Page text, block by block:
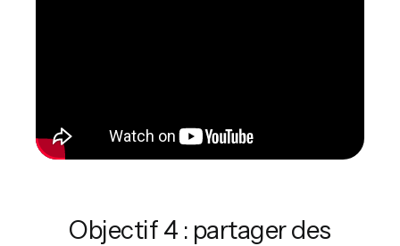
Objectif 4 : partager des